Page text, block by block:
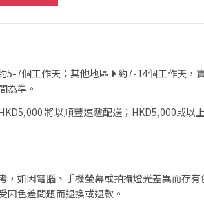
5-7個工作天；其他地區 約7-14個工作天，
為準。
將以順豐速遞配送；HKD5,000或以
，如因電腦、手機螢幕或拍攝燈光差異而存有
因色差問題而退換或退款。